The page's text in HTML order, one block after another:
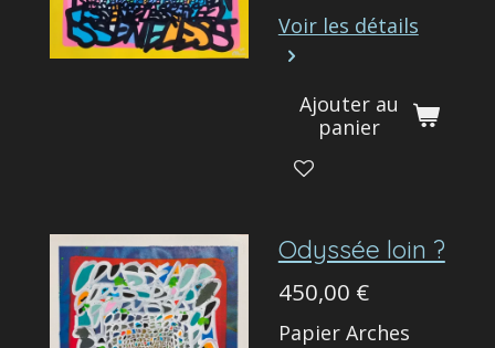
Voir les détails
Ajouter au
panier
Odyssée loin ?
450,00 €
Papier Arches